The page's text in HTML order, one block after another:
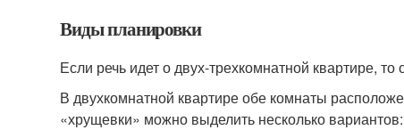
Виды планировки
Если речь идет о двух-трехкомнатной квартире,
В двухкомнатной квартире обе комнаты
«хрущевки» можно выделить несколько вариантов: